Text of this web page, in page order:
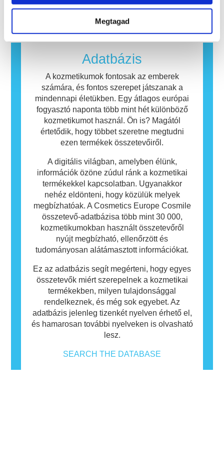
Megtagad
beleértve a potenciális endokrin zavarokat
amelyek a legtöbb ember számára
ártalmatlanok. Az allergiás reakciót kiváltó
anyagot allergénnek nevezzük. A kozmetikai
és testápolási termékek olyan összetevőket
tartalmazhatnak, amelyek egyes emberek
számára allergiát okozhatnak. Ez nem jelenti
azt, hogy a termék mások számára nem
biztonságos.
Adatbázis
A kozmetikumok fontosak az emberek
számára, és fontos szerepet játszanak a
mindennapi életükben. Egy átlagos európai
fogyasztó naponta több mint hét különböző
kozmetikumot használ. Ön is? Magától
értetődik, hogy többet szeretne megtudni
ezen termékek összetevőiről.
A digitális világban, amelyben élünk,
információk özöne zúdul ránk a kozmetikai
termékekkel kapcsolatban. Ugyanakkor
nehéz eldönteni, hogy közülük melyek
megbízhatóak. A Cosmetics Europe Cosmile
összetevő-adatbázisa több mint 30 000,
kozmetikumokban használt összetevőről
nyújt megbízható, ellenőrzött és
tudományosan alátámasztott információkat.
Ez az adatbázis segít megérteni, hogy egyes
összetevők miért szerepelnek a kozmetikai
termékekben, milyen tulajdonsággal
rendelkeznek, és még sok egyebet. Az
adatbázis jelenleg tizenkét nyelven érhető el,
és hamarosan további nyelveken is olvasható
lesz.
SEARCH THE DATABASE